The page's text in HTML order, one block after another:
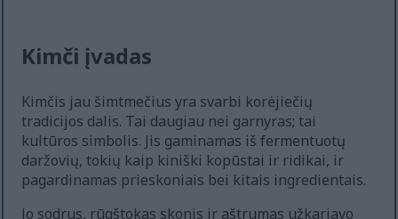
Kimči įvadas
Kimčis jau šimtmečius yra svarbi korėjiečių
tradicijos dalis. Tai daugiau nei garnyras; tai
kultūros simbolis. Jis gaminamas iš fermentuotų
daržovių, tokių kaip kiniški kopūstai ir ridikai, ir
pagardinamas prieskoniais bei kitais ingredientais.
Jo sodrus, rūgštokas skonis ir aštrumas užkariavo